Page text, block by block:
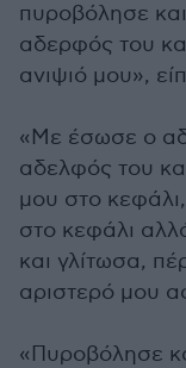
πυροβόλησε
αδερφός του
ανιψιό μου»,
«Με έσωσε ο
αδελφός του
μου στο
στο κεφάλι
και γλίτωσα,
αριστερό μου
«Πυροβόλησε